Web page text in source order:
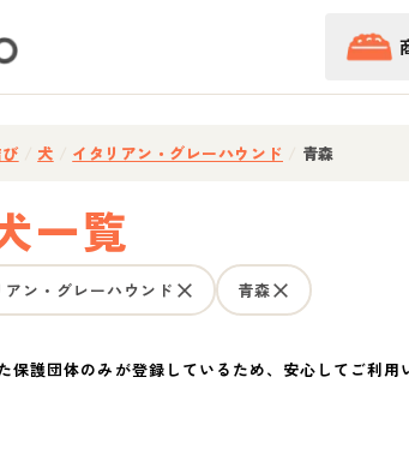
犬 イタリアン・グレーハウンド 青森
一覧
アン・グレーハウンド 青森
保護団体のみが登録しているため、安心してご利